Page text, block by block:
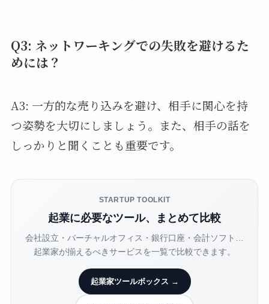
Q3: ネットワーキングでの失敗を避けるた
めには？
A3: 一方的な売り込みを避け、相手に関心を持
つ姿勢を大切にしましょう。また、相手の話を
しっかりと聞くことも重要です。
STARTUP TOOLKIT
起業に必要なツール、まとめて比較
会社設立・バーチャルオフィス・銀行口座・会計ソフト…
起業家が揃えるべきサービスを一覧で比較できます。
起業家ツールボックス →